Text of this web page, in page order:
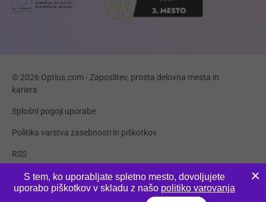
© 2026 Optius.com - Zaposlitev, prosta delovna mesta in
kariera
Splošni pogoji uporabe
Politika varstva zasebnosti in piškotkov
RSS
Piškotki
S tem, ko uporabljate spletno mesto, dovoljujete
uporabo piškotkov v skladu z našo politiko varovanja